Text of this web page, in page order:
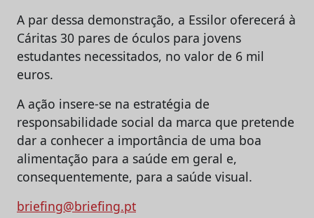
A par dessa demonstração, a Essilor oferecerá à
Cáritas 30 pares de óculos para jovens
estudantes necessitados, no valor de 6 mil
euros.
A ação insere-se na estratégia de
responsabilidade social da marca que pretende
dar a conhecer a importância de uma boa
alimentação para a saúde em geral e,
consequentemente, para a saúde visual.
briefing@briefing.pt